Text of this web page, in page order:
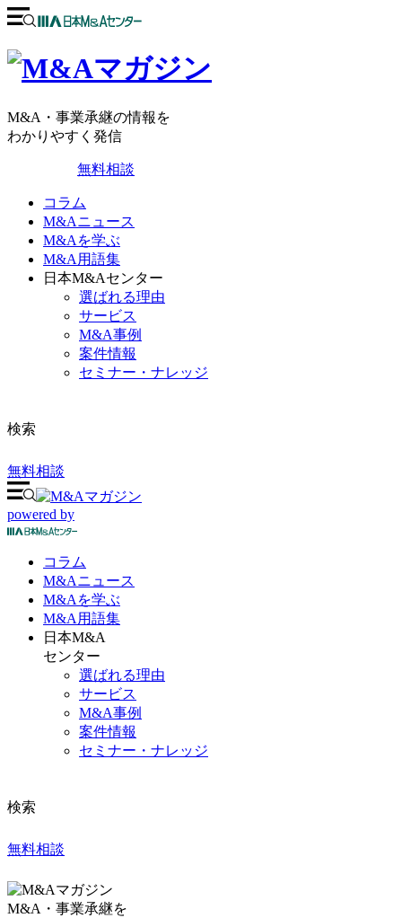
M&A・事業承継の情報を
わかりやすく発信
無料相談
コラム
M&Aニュース
M&Aを学ぶ
M&A用語集
日本M&Aセンター
選ばれる理由
サービス
M&A事例
案件情報
セミナー・ナレッジ
検索
無料相談
powered by
コラム
M&Aニュース
M&Aを学ぶ
M&A 用語集
日本M&A
センター
選ばれる理由
サービス
M&A事例
案件情報
セミナー・ナレッジ
検索
無料相談
M&A・事業承継を